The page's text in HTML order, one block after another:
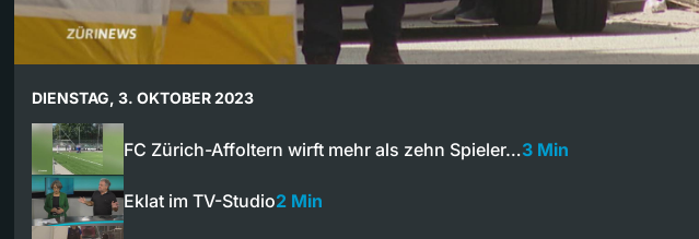
DIENSTAG, 3. OKTOBER 2023
FC Zürich-Affoltern wirft mehr als zehn Spieler…3 Min
Eklat im TV-Studio2 Min